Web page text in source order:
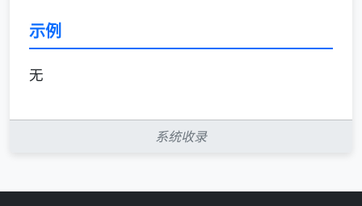
示例
无
系统收录